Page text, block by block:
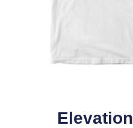
Elevation